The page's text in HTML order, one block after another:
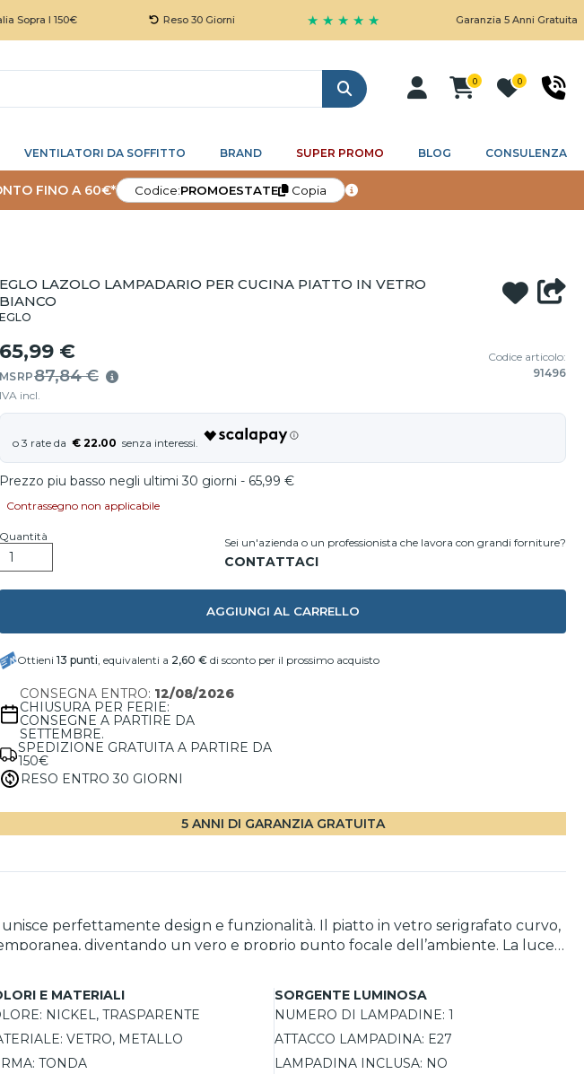
I 150€ Reso 30 Giorni ★ ★ ★ ★ ★ Garanzia 5 Anni Gratuita
Cerca
0 0
VENTILATORI DA SOFFITTO BRAND SUPER PROMO BLOG CONSULENZA
FINO A 60€* Codice:PROMOESTATE Copia
EGLO LAZOLO LAMPADARIO PER CUCINA PIATTO IN VETRO
BIANCO
EGLO
65,99 €
MSRP87,84 €
IVA incl.
Codice articolo:
91496
€ 22.00
Prezzo piu basso negli ultimi 30 giorni - 65,99 €
Contrassegno non applicabile
Quantità Sei un'azienda o un professionista che lavora con grandi forniture?
AGGIUNGI AL CARRELLO
Ottieni 13 punti, equivalenti a 2,60 € di sconto per il prossimo acquisto
CONSEGNA ENTRO: 12/08/2026
CHIUSURA PER FERIE:
CONSEGNE A PARTIRE DA
SETTEMBRE.
SPEDIZIONE GRATUITA A PARTIRE DA
150€
RESO ENTRO 30 GIORNI
5 ANNI DI GARANZIA GRATUITA
perfettamente design e funzionalità. Il piatto in vetro serigrafato curvo,
diventando un vero e proprio punto focale dell’ambiente. La luce
calda e accogliente, perfetta per la cucina moderna dove è richiesta
di arredo che arricchisce ogni stanza.
E MATERIALI
NICKEL, TRASPARENTE
VETRO, METALLO
TONDA
SORGENTE LUMINOSA
NUMERO DI LAMPADINE: 1
ATTACCO LAMPADINA: E27
LAMPADINA INCLUSA: NO